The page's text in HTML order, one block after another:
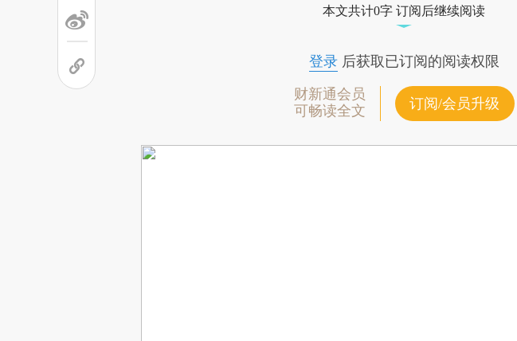
本文共计0字 订阅后继续阅读
登录后获取已订阅的阅读权限
财新通会员
可畅读全文
订阅/会员升级